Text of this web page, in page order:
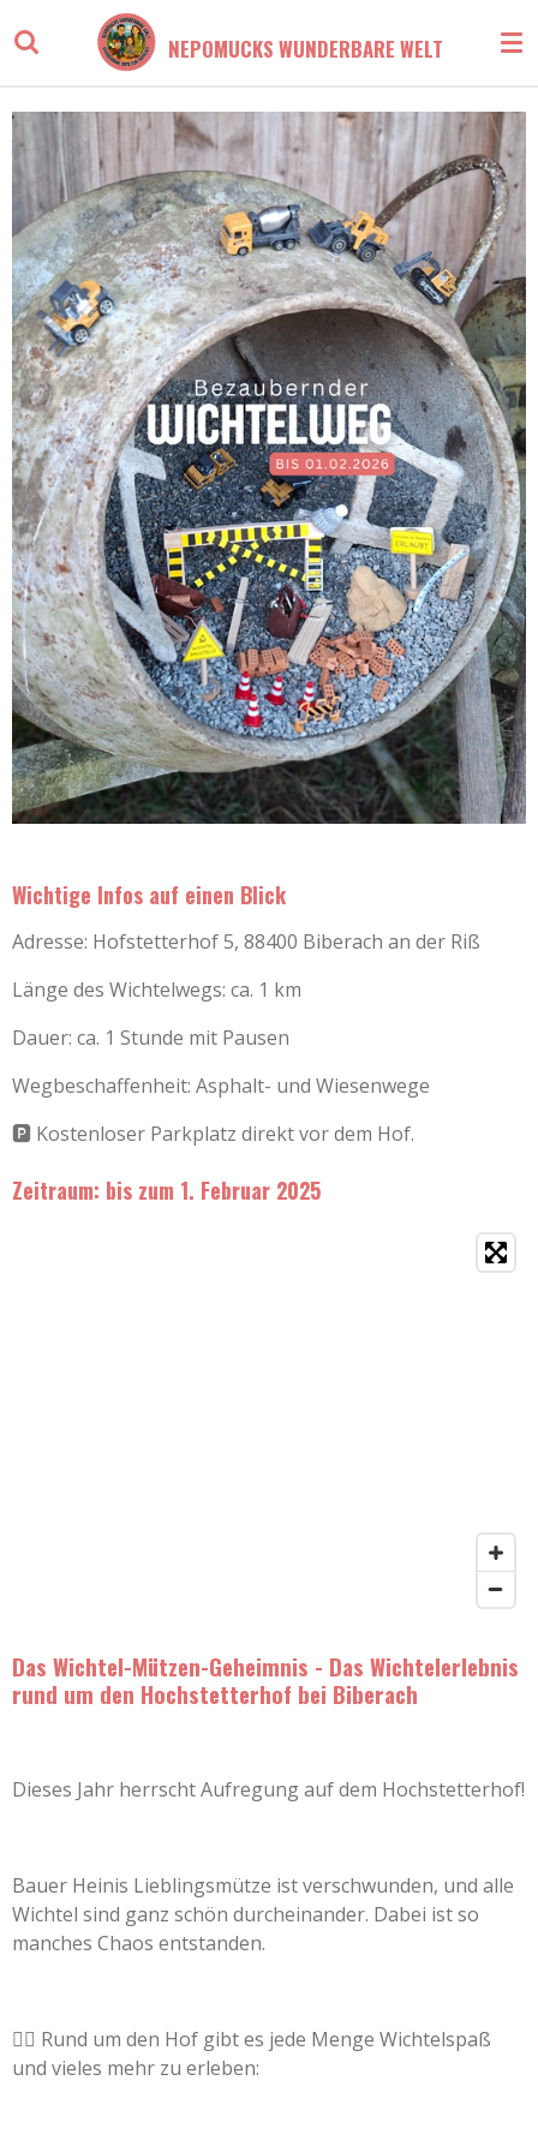
Hauptinhalt
NEPOMUCKS WUNDERBARE WELT
Wichtige Infos auf einen Blick
Adresse: Hofstetterhof 5, 88400 Biberach an der Riß
Länge des Wichtelwegs: ca. 1 km
Dauer: ca. 1 Stunde mit Pausen
Wegbeschaffenheit: Asphalt- und Wiesenwege
🅿️ Kostenloser Parkplatz direkt vor dem Hof.
Zeitraum: bis zum 1. Februar 2025
Das Wichtel-Mützen-Geheimnis - Das Wichtelerlebnis
rund um den Hochstetterhof bei Biberach
Dieses Jahr herrscht Aufregung auf dem Hochstetterhof!
Bauer Heinis Lieblingsmütze ist verschwunden, und alle
Wichtel sind ganz schön durcheinander. Dabei ist so
manches Chaos entstanden.
🧙‍♂️ Rund um den Hof gibt es jede Menge Wichtelspaß
und vieles mehr zu erleben: